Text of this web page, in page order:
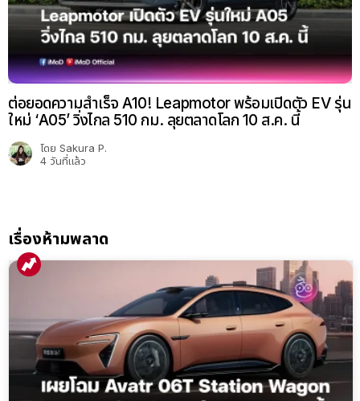
ต่อยอดความสำเร็จ A10! Leapmotor พร้อมเปิดตัว EV รุ่น
ใหม่ ‘A05’ วิ่งไกล 510 กม. ลุยตลาดโลก 10 ส.ค. นี้
โดย Sakura P.
4 วันที่แล้ว
เรื่องห้ามพลาด